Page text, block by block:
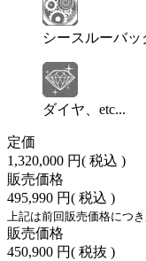
シースルーバッ
ダイヤ、etc...
定価
1,320,000 円( 税込 )
販売価格
495,990 円( 税込 )
上記は前回販売価格につ
販売価格
450,900 円( 税抜 )